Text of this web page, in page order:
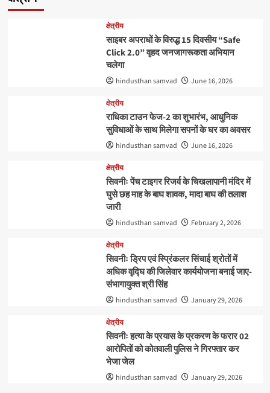
क्षेत्रीय
साइबर अपराधों के विरुद्ध 15 दिवसीय “Safe
Click 2.0” वृहद जनजागरूकता अभियान
चलेगा
hindusthan samvad June 16, 2026
क्षेत्रीय
राधिका टाउन फेज-2 का शुभारंभ, आधुनिक
सुविधाओं के साथ मिलेगा सपनों के घर का अवसर
hindusthan samvad June 16, 2026
क्षेत्रीय
सिवनीः पेंच टाइगर रिजर्व के चिखलापानी मंदिर में
घुसे छह माह के बाघ शावक, मादा बाघ की तलाश
जारी
hindusthan samvad February 2, 2026
क्षेत्रीय
सिवनीः ड्रिप एवं स्प्रिंकलर सिंचाई श्रोतों में
अधिक वृद्घि की जिलेवार कार्ययोजना बनाई जाए-
संभागायुक्‍त श्री सिंह
hindusthan samvad January 29, 2026
क्षेत्रीय
सिवनीः हत्या के प्रयास के प्रकरण के फरार 02
आरोपितों को कोतवाली पुलिस ने गिरफ्तार कर
भेजा जेल
hindusthan samvad January 29, 2026